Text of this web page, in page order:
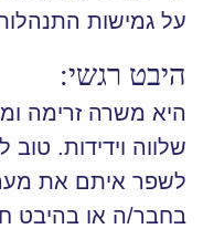
על גמישות
היבט רגשי:
היא משרה זרימה
שלווה וידידות.
לשפר איתם את
בחבר/ה או בהיבט